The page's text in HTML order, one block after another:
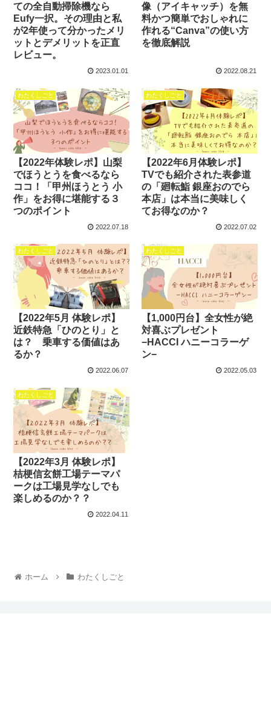
ての全自動掃除機なら
Eufy一択。その理由と私
が2年使って分かったメリ
ットとデメリットを正直
レビュー。
2023.01.01
像（アイキャッチ）を無
料かつ簡単でおしゃれに
作れる“Canva”の使い方
を徹底解説
2022.08.21
わたくしごと
【2022年体験レポ】山梨
でほうとうを食べるなら
ココ！「甲州ほうとう 小
作」をお得に堪能する３
つのポイント
2022.07.18
わたくしごと
【2022年6月体験レポ】
TVでも紹介された表参道
の「廻転鮨 銀座おのでら
本店」は本当に美味しく
てお得なのか？
2022.07.02
わたくしごと
【2022年5月 体験レポ】
近鉄特急「ひのとり」と
は？ 乗車する価値はあ
るか？
2022.06.07
わたくしごと
【1,000円台】全女性が絶
対喜ぶプレゼント
−HACCI ハニーコラーゲ
ン−
2022.05.03
わたくしごと
【2022年3月 体験レポ】
桔梗信玄餅工場テーマパ
ークは工場見学なしでも
楽しめるのか？？
2022.04.11
ホーム わたくしごと